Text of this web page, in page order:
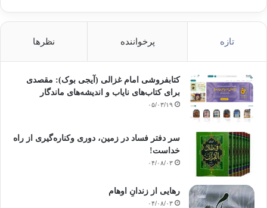
خوشک و برای بەڕێزم…
هێشتا کاتت هەیە بۆ چاکردنی کردەوەکانت کە لە ڕابروودا کردووتن کە
ڕابوردووە و تۆ لەیادت کردوون…
هەموو ڕۆژێ ئەم لێپرسینەوانە لە خۆت بکە تا تاوانەکانت نەهێڵیت یان هیچ
نەبێت کەمیان بکەیتەوە…
دەست بکە بە جیهادی نەفست وە بەرگری بکە و بە خۆتدا بچۆرەوە بەرەو
چاکسازی هەنگاو بنێ …
پشت بە خوای گەورە ببەستە و داوای لێبکە لێت وەربگرێت …
تازه پرخواننده نظرها
کتابفروشی امام غزالی (آیجی بوک): مقصدی
برای کتاب‌های نایاب و اندیشه‌های ماندگار
۰۵/۰۳/۱۹
سر دفتر فساد در زمین‌، دوری وکناره‌گیری از راه
خداست‌!
۰۴/۰۸/۰۳
رهایی از زندانِ اوهام
۰۴/۰۸/۰۳